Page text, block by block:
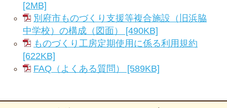
[2MB]
別府市ものづくり支援等複合施設（旧浜脇
中学校）の構成（図面） [490KB]
ものづくり工房定期使用に係る利用規約
[622KB]
FAQ（よくある質問） [589KB]